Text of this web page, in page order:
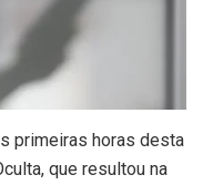
primeiras horas desta
que resultou na